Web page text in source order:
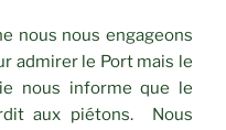
nous nous engageons
admirer le Port mais le
nous informe que le
aux piétons. Nous